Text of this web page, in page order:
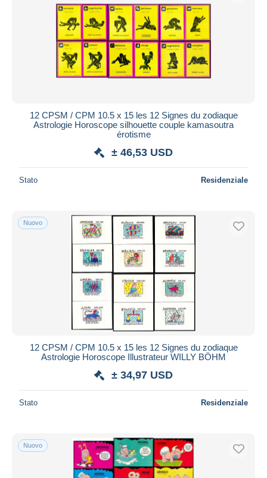
12 CPSM / CPM 10.5 x 15 les 12 Signes du zodiaque
Astrologie Horoscope silhouette couple kamasoutra
érotisme
± 46,53 USD
Stato Residenziale
Nuovo
12 CPSM / CPM 10.5 x 15 les 12 Signes du zodiaque
Astrologie Horoscope Illustrateur WILLY BÖHM
± 34,97 USD
Stato Residenziale
Nuovo